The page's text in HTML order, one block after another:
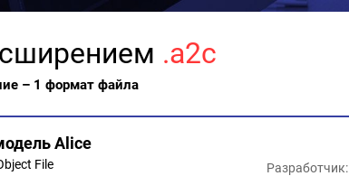
.a2c
– 1 формат файла
Alice
File
Разработчик: